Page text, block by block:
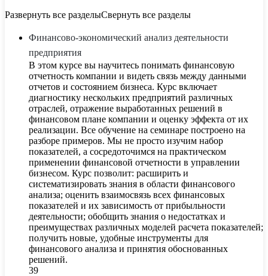
Развернуть все разделыСвернуть все разделы
Финансово-экономический анализ деятельности
предприятия
В этом курсе вы научитесь понимать финансовую
отчетность компании и видеть связь между данными
отчетов и состоянием бизнеса. Курс включает
диагностику нескольких предприятий различных
отраслей, отражение выработанных решений в
финансовом плане компании и оценку эффекта от их
реализации. Все обучение на семинаре построено на
разборе примеров. Мы не просто изучим набор
показателей, а сосредоточимся на практическом
применении финансовой отчетности в управлении
бизнесом. Курс позволит: расширить и
систематизировать знания в области финансового
анализа; оценить взаимосвязь всех финансовых
показателей и их зависимость от прибыльности
деятельности; обобщить знания о недостатках и
преимуществах различных моделей расчета показателей;
получить новые, удобные инструменты для
финансового анализа и принятия обоснованных
решений.
39